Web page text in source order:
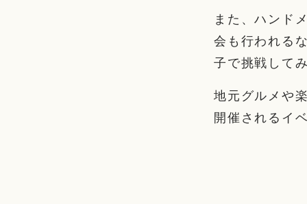
また、ハンド
会も行われる
子で挑戦して
地元グルメや
開催されるイ